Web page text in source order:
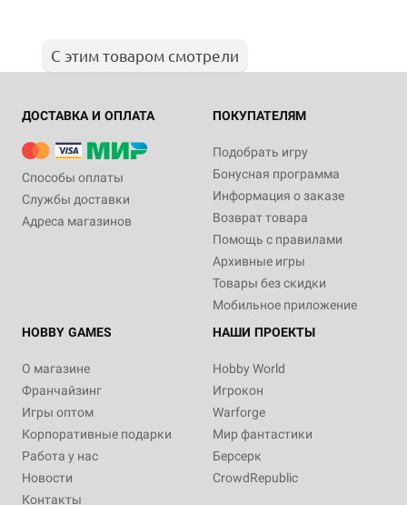
С этим товаром смотрели
ДОСТАВКА И ОПЛАТА
Способы оплаты
Службы доставки
Адреса магазинов
ПОКУПАТЕЛЯМ
Подобрать игру
Бонусная программа
Информация о заказе
Возврат товара
Помощь с правилами
Архивные игры
Товары без скидки
Мобильное приложение
HOBBY GAMES
О магазине
Франчайзинг
Игры оптом
Корпоративные подарки
Работа у нас
Новости
Контакты
НАШИ ПРОЕКТЫ
Hobby World
Игрокон
Warforge
Мир фантастики
Берсерк
CrowdRepublic